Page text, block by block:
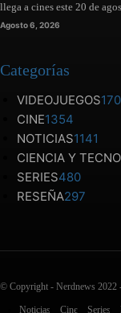
llega a cines este 20 de
Agosto 6, 2026
Categorías
VIDEOJUEGOS
CINE1354
NOTICIAS1141
CIENCIA Y
SERIES480
RESEÑA297
© Copyright - Nerdnews 2022
Noticias Cine Series